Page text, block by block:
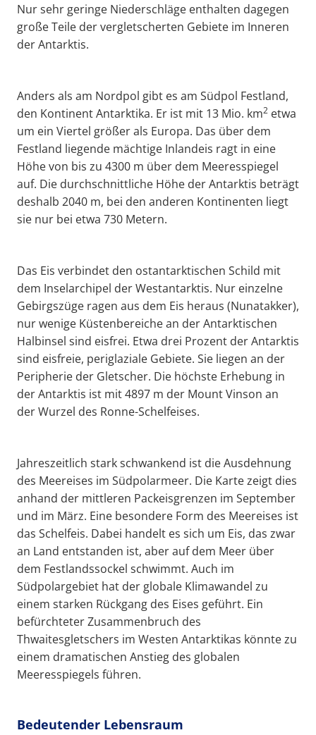
Nur sehr geringe Niederschläge enthalten dagegen
große Teile der vergletscherten Gebiete im Inneren
der Antarktis.
Anders als am Nordpol gibt es am Südpol Festland,
den Kontinent Antarktika. Er ist mit 13 Mio. km2 etwa
um ein Viertel größer als Europa. Das über dem
Festland liegende mächtige Inlandeis ragt in eine
Höhe von bis zu 4300 m über dem Meeresspiegel
auf. Die durchschnittliche Höhe der Antarktis beträgt
deshalb 2040 m, bei den anderen Kontinenten liegt
sie nur bei etwa 730 Metern.
Das Eis verbindet den ostantarktischen Schild mit
dem Inselarchipel der Westantarktis. Nur einzelne
Gebirgszüge ragen aus dem Eis heraus (Nunatakker),
nur wenige Küstenbereiche an der Antarktischen
Halbinsel sind eisfrei. Etwa drei Prozent der Antarktis
sind eisfreie, periglaziale Gebiete. Sie liegen an der
Peripherie der Gletscher. Die höchste Erhebung in
der Antarktis ist mit 4897 m der Mount Vinson an
der Wurzel des Ronne-Schelfeises.
Jahreszeitlich stark schwankend ist die Ausdehnung
des Meereises im Südpolarmeer. Die Karte zeigt dies
anhand der mittleren Packeisgrenzen im September
und im März. Eine besondere Form des Meereises ist
das Schelfeis. Dabei handelt es sich um Eis, das zwar
an Land entstanden ist, aber auf dem Meer über
dem Festlandssockel schwimmt. Auch im
Südpolargebiet hat der globale Klimawandel zu
einem starken Rückgang des Eises geführt. Ein
befürchteter Zusammenbruch des
Thwaitesgletschers im Westen Antarktikas könnte zu
einem dramatischen Anstieg des globalen
Meeresspiegels führen.
Bedeutender Lebensraum